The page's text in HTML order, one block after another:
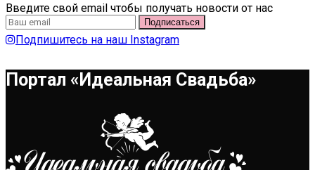
Введите свой email чтобы получать новости от нас
Подпишитесь на наш Instagram
Портал «Идеальная Свадьба»